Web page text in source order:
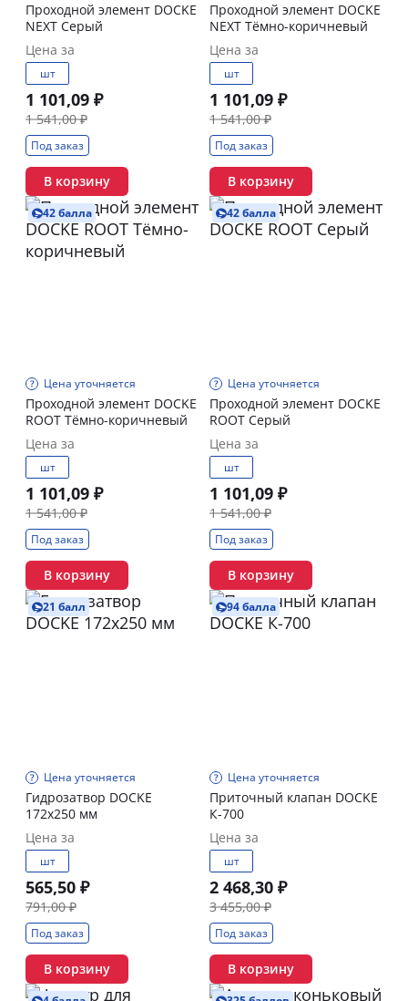
Проходной элемент DOCKE
NEXT Серый
Цена за
шт
1 101,09 ₽
1 541,00 ₽
Под заказ
В корзину
Проходной элемент DOCKE
NEXT Тёмно-коричневый
Цена за
шт
1 101,09 ₽
1 541,00 ₽
Под заказ
В корзину
42 балла
Цена уточняется
Проходной элемент DOCKE
ROOT Тёмно-коричневый
Цена за
шт
1 101,09 ₽
1 541,00 ₽
Под заказ
В корзину
42 балла
Цена уточняется
Проходной элемент DOCKE
ROOT Серый
Цена за
шт
1 101,09 ₽
1 541,00 ₽
Под заказ
В корзину
21 балл
Цена уточняется
Гидрозатвор DOCKE
172х250 мм
Цена за
шт
565,50 ₽
791,00 ₽
Под заказ
В корзину
94 балла
Цена уточняется
Приточный клапан DOCKE
К-700
Цена за
шт
2 468,30 ₽
3 455,00 ₽
Под заказ
В корзину